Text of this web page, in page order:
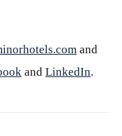
and
and LinkedIn.